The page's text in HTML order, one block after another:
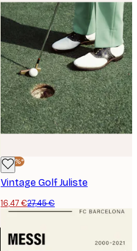
-40%*
Vintage Golf Juliste
16,47 €27,45 €